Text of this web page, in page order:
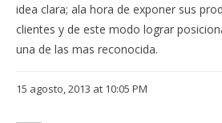
idea clara; ala hora de exponer sus
clientes y de este modo lograr
una de las mas reconocida.
15 agosto, 2013 at 10:05 PM